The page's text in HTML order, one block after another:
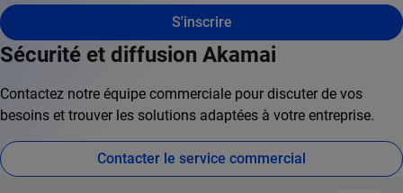
S'inscrire
Sécurité et diffusion Akamai
Contactez notre équipe commerciale pour discuter de vos
besoins et trouver les solutions adaptées à votre entreprise.
Contacter le service commercial